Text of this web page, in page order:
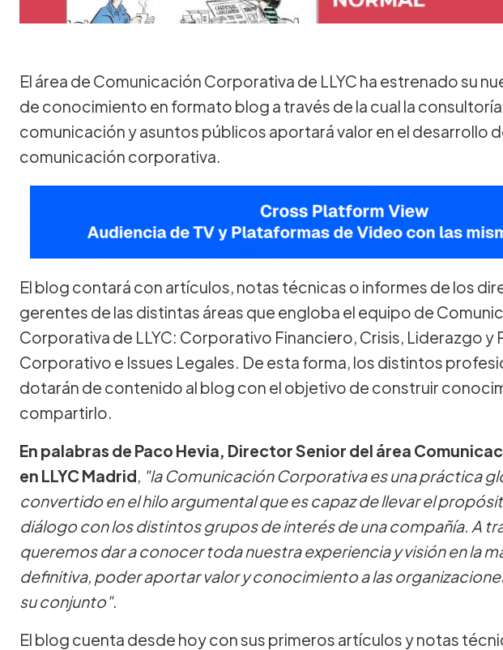
El área de Comunicación Corporativa de LLYC ha estrenado su
de conocimiento en formato blog a través de la cual la
comunicación y asuntos públicos aportará valor en el desarrollo
comunicación corporativa.
El blog contará con artículos, notas técnicas o informes de los
gerentes de las distintas áreas que engloba el equipo de
Corporativa de LLYC: Corporativo Financiero, Crisis, Liderazgo y
Corporativo e Issues Legales. De esta forma, los distintos
dotarán de contenido al blog con el objetivo de construir
compartirlo.
En palabras de Paco Hevia, Director Senior del área
en LLYC Madrid, "la Comunicación Corporativa es una práctica
convertido en el hilo argumental que es capaz de llevar el
diálogo con los distintos grupos de interés de una compañía. A
queremos dar a conocer toda nuestra experiencia y visión en la
definitiva, poder aportar valor y conocimiento a las
su conjunto".
El blog cuenta desde hoy con sus primeros artículos y notas